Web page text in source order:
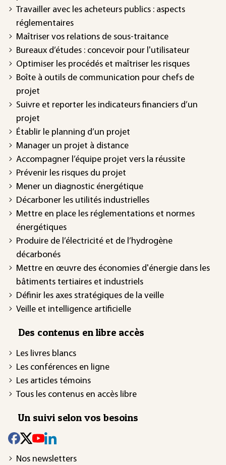
Travailler avec les acheteurs publics : aspects
réglementaires
Maîtriser vos relations de sous-traitance
Bureaux d’études : concevoir pour l'utilisateur
Optimiser les procédés et maîtriser les risques
Boîte à outils de communication pour chefs de
projet
Suivre et reporter les indicateurs financiers d’un
projet
Établir le planning d’un projet
Manager un projet à distance
Accompagner l’équipe projet vers la réussite
Prévenir les risques du projet
Mener un diagnostic énergétique
Décarboner les utilités industrielles
Mettre en place les réglementations et normes
énergétiques
Produire de l’électricité et de l’hydrogène
décarbonés
Mettre en œuvre des économies d'énergie dans les
bâtiments tertiaires et industriels
Définir les axes stratégiques de la veille
Veille et intelligence artificielle
Des contenus en libre accès
Les livres blancs
Les conférences en ligne
Les articles témoins
Tous les contenus en accès libre
Un suivi selon vos besoins
Nos newsletters